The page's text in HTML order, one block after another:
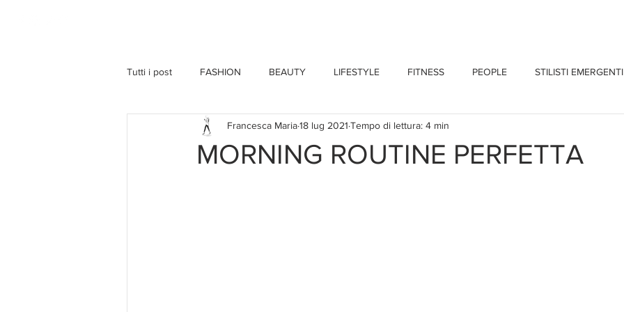
Tutti i post FASHION BEAUTY LIFESTYLE FITNESS PEOPLE STILISTI EMERGENTI
MORNING ROUTINE PERFETTA
Francesca Maria18 lug 2021 Tempo di lettura: 4 min